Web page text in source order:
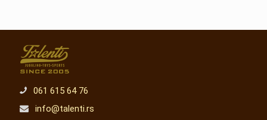
061 615 64 76
info@talenti.rs